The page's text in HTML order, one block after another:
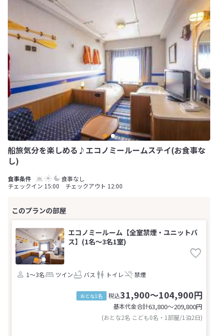
船旅気分を楽しめる♪エコノミールームステイ(お食事な
し)
食事なし
チェックイン 15:00 チェックアウト 12:00
エコノミールーム【全室禁煙・ユニットバ
ス】(1名～3名1室)
1～3名 ツイン バス トイレ 禁煙
おとな1名 税込31,900～104,900円
基本代金合計63,800〜209,800円
(おとな2名 こども0名・1部屋/1泊2日)